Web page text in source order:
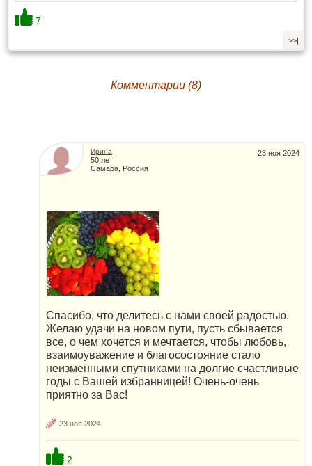
7
>>|
Комментарии (8)
23 ноя 2024
Ирина
50 лет
Самара, Россия
Спасибо, что делитесь с нами своей радостью.
Желаю удачи на новом пути, пусть сбывается
все, о чем хочется и мечтается, чтобы любовь,
взаимоуважение и благосостояние стало
неизменными спутниками на долгие счастливые
годы с Вашей избранницей! Очень-очень
приятно за Вас!
23 ноя 2024
2